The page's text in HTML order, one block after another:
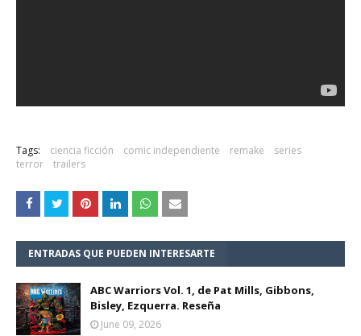
Tags: ciencia ficción comic independiente remake
series
terror
trailers
ENTRADAS QUE PUEDEN INTERESARTE
ABC Warriors Vol. 1, de Pat Mills, Gibbons,
Bisley, Ezquerra. Reseña
June 09, 2026